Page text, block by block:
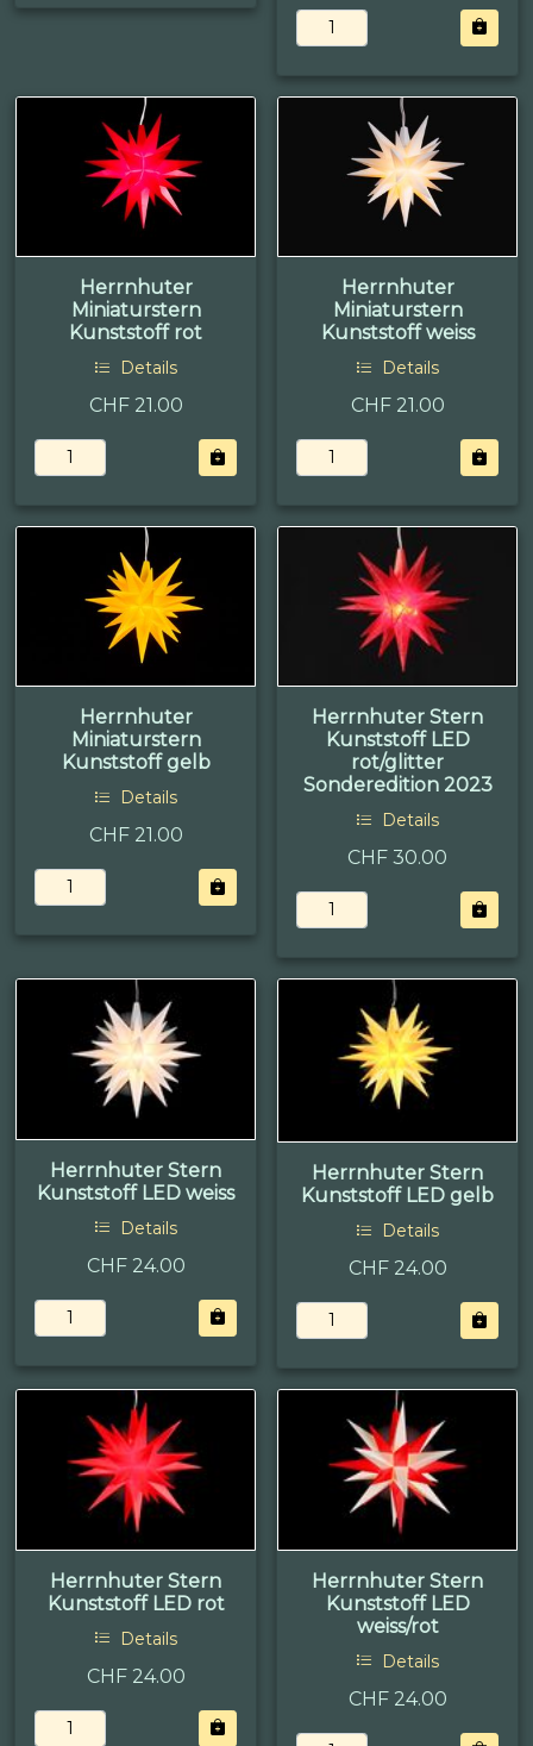
Herrnhuter
Miniaturstern
Kunststoff rot
Details
CHF 21.00
Herrnhuter
Miniaturstern
Kunststoff weiss
Details
CHF 21.00
Herrnhuter
Miniaturstern
Kunststoff gelb
Details
CHF 21.00
Herrnhuter Stern
Kunststoff LED
rot/glitter
Sonderedition 2023
Details
CHF 30.00
Herrnhuter Stern
Kunststoff LED weiss
Details
CHF 24.00
Herrnhuter Stern
Kunststoff LED gelb
Details
CHF 24.00
Herrnhuter Stern
Kunststoff LED rot
Details
CHF 24.00
Herrnhuter Stern
Kunststoff LED
weiss/rot
Details
CHF 24.00